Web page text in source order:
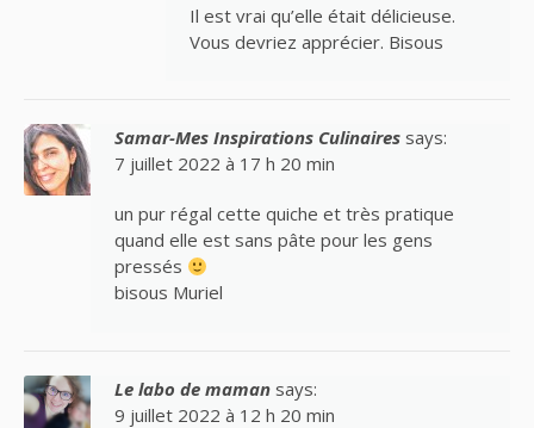
Il est vrai qu’elle était délicieuse.
Vous devriez apprécier. Bisous
Samar-Mes Inspirations Culinaires says:
7 juillet 2022 à 17 h 20 min
un pur régal cette quiche et très pratique
quand elle est sans pâte pour les gens
pressés
bisous Muriel
Le labo de maman says:
9 juillet 2022 à 12 h 20 min